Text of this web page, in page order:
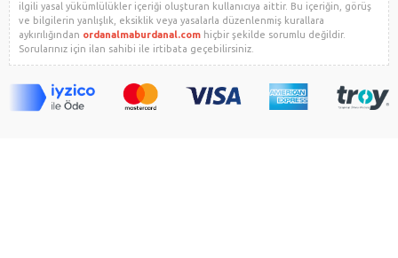
ilgili yasal yükümlülükler içeriği oluşturan kullanıcıya aittir. Bu içeriğin, görüş
ve bilgilerin yanlışlık, eksiklik veya yasalarla düzenlenmiş kurallara
aykırılığından ordanalmaburdanal.com hiçbir şekilde sorumlu değildir.
Sorularınız için ilan sahibi ile irtibata geçebilirsiniz.